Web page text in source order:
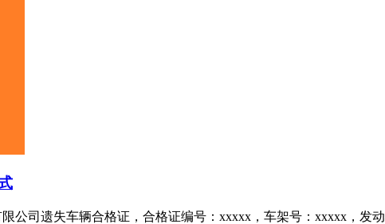
公司遗失车辆合格证，合格证编号：xxxxx，车架号：xxxxx，发